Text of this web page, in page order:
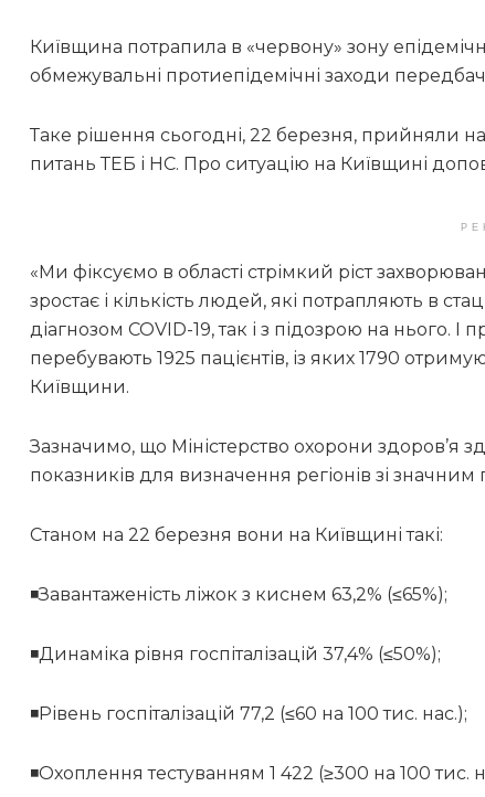
Київщина потрапила в «червону» зону
обмежувальні протиепідемічні заходи
Таке рішення сьогодні, 22 березня, прийняли на
питань ТЕБ і НС. Про ситуацію на Київщині
«Ми фіксуємо в області стрімкий ріст
зростає і кількість людей, які потрапляють в
діагнозом COVID-19, так і з підозрою на нього.
перебувають 1925 пацієнтів, із яких 1790
Київщини.
Зазначимо, що Міністерство охорони здоров’я
показників для визначення регіонів зі
Станом на 22 березня вони на Київщині такі:
◾Завантаженість ліжок з киснем 63,2% (≤65%);
◾Динаміка рівня госпіталізацій 37,4% (≤50%);
◾Рівень госпіталізацій 77,2 (≤60 на 100 тис. нас.);
◾Охоплення тестуванням 1 422 (≥300 на 100 тис.